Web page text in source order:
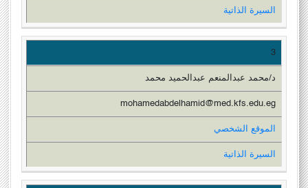
السيرة الذاتية
3
د/محمد عبدالمنعم عبدالحميد محمد
mohamedabdelhamid@med.kfs.edu.eg
الموقع الشخصي
السيرة الذاتية